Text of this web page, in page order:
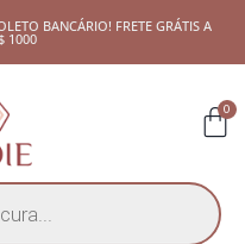
BANCÁRIO! FRETE GRÁTIS A
1000
0